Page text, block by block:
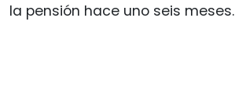
la pensión hace uno seis meses.